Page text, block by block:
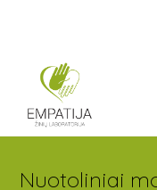
Nuotoliniai